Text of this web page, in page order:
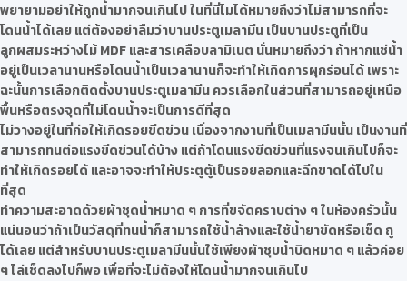
พยายามอย่าให้ถูกน้ำมากจนเกินไป ในที่นี่ไมได้หมายถึงว่าไม่สามารถที่จะ
โดนน้ำได้เลย แต่ต้องอย่าลืมว่าบานประตูเมลามีน เป็นบานประตูที่เป็น
ลูกผสมระหว่างไม้ MDF และสารเคลือบลามิเนต นั่นหมายถึงว่า ถ้าหากแช่น้ำ
อยู่เป็นเวลานานหรือโดนน้ำเป็นเวลานานก็จะทำให้เกิดการผุกร่อนได้ เพราะ
ฉะนั้นการเลือกติดตั้งบานประตูเมลามีน ควรเลือกในส่วนที่สามารถอยู่เหนือ
พื้นหรือตรงจุดที่ไม่โดนน้ำจะเป็นการดีที่สุด
ไม่วางอยู่ในที่ก่อให้เกิดรอยขีดข่วน เนื่องจากงานที่เป็นเมลามีนนั้น เป็นงานที่
สามารถทนต่อแรงขีดข่วนได้บ้าง แต่ถ้าโดนแรงขีดข่วนที่แรงจนเกินไปก็จะ
ทำให้เกิดรอยได้ และอาจจะทำให้ประตูตู้เป็นรอยลอกและฉีกขาดได้ไปใน
ที่สุด
ทำความสะอาดด้วยผ้าชุดน้ำหมาด ๆ การที่ขจัดคราบต่าง ๆ ในห้องครัวนั้น
แน่นอนว่าถ้าเป็นวัสดุที่ทนน้ำก็สามารถใช้น้ำล้างและใช้น้ำยาขัดหรือเช็ด ถู
ได้เลย แต่สำหรับบานประตูเมลามีนนั้นใช้เพียงผ้าชุบน้ำบิดหมาด ๆ แล้วค่อย
ๆ ไล่เช็ดลงไปก็พอ เพื่อที่จะไม่ต้องให้โดนน้ำมากจนเกินไป